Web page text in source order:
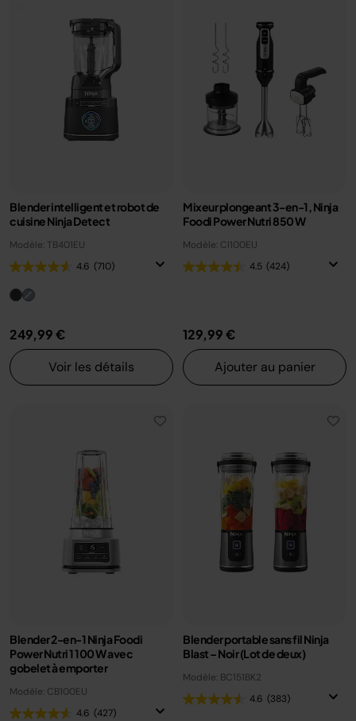
Blender intelligent et robot de
cuisine Ninja Detect
Modèle: TB401EU
4.6 (710)
249,99 €
Voir les détails
Mixeur plongeant 3-en-1, Ninja
Foodi Power Nutri 850 W
Modèle: CI100EU
4.5 (424)
129,99 €
Ajouter au panier
Blender 2-en-1 Ninja Foodi
Power Nutri 1 100 W avec
gobelet à emporter
Modèle: CB100EU
4.6 (427)
Blender portable sans fil Ninja
Blast – Noir (Lot de deux)
Modèle: BC151BK2
4.6 (383)